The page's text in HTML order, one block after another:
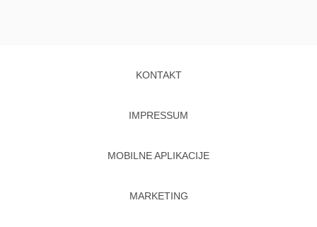
KONTAKT
IMPRESSUM
MOBILNE APLIKACIJE
MARKETING